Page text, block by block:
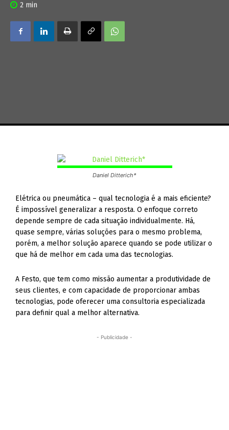
2 min
Daniel Ditterich*
Elétrica ou pneumática – qual tecnologia é a mais eficiente?
É impossível generalizar a resposta. O enfoque correto
depende sempre de cada situação individualmente. Há,
quase sempre, várias soluções para o mesmo problema,
porém, a melhor solução aparece quando se pode utilizar o
que há de melhor em cada uma das tecnologias.
A Festo, que tem como missão aumentar a produtividade de
seus clientes, e com capacidade de proporcionar ambas
tecnologias, pode oferecer uma consultoria especializada
para definir qual a melhor alternativa.
- Publicidade -